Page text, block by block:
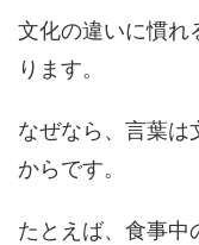
文化の違いに慣れ
ります。
なぜなら、言葉は
からです。
たとえば、食事中